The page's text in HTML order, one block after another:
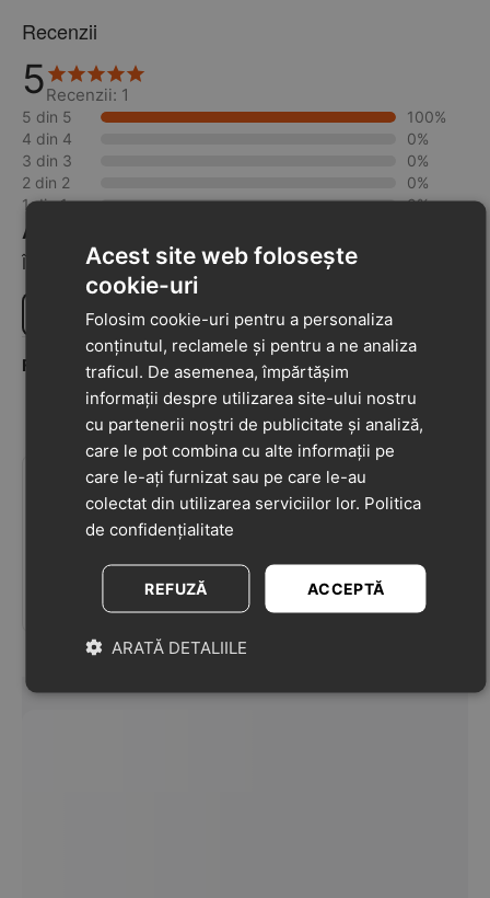
Recenzii
5Recenzii: 1
5 din 5
100%
4 din 4
0%
3 din 3
0%
2 din 2
0%
1 din 1
0%
Adaugă o recenzie la acest produs
Împărtășiți-vă opiniile despre acest produs cu alți clienți
Scrie o recenzie
Firu Roxana
5
Cele mai frumoase dressuri....si am cumparat
cateva ..acu am revenit ..sunt superbe ???
Adaugă o recenzie la acest produs
Împărtășiți-vă opiniile despre acest produs cu alți
clienți
Scrie o recenzie
Acest site web folosește
cookie-uri
Folosim cookie-uri pentru a personaliza
conținutul, reclamele și pentru a ne analiza
traficul. De asemenea, împărtășim
informații despre utilizarea site-ului nostru
cu partenerii noștri de publicitate și analiză,
care le pot combina cu alte informații pe
care le-ați furnizat sau pe care le-au
colectat din utilizarea serviciilor lor. Politica
de confidențialitate
ACCEPTĂ
REFUZĂ
ARATĂ DETALIILE